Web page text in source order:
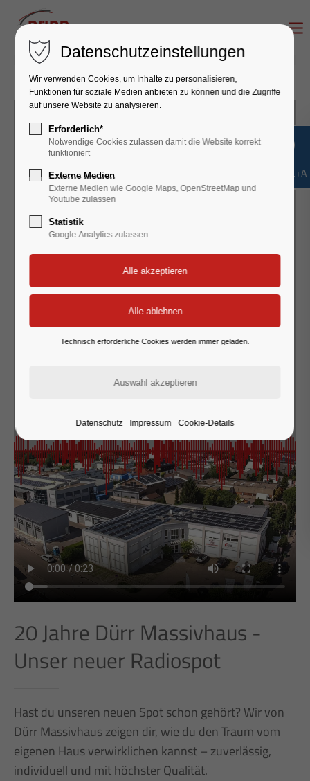
12.12.2024 17:51
20 Jahre Dürr Massivhaus -
Unser neuer Radiospot
Hast du unseren neuen Spot schon gehört? Wir von
Dürr Massivhaus zeigen dir, wie du den Traum vom
eigenen Haus verwirklichen kannst – zuverlässig,
individuell und mit höchster Qualität.
Datenschutzeinstellungen
Wir verwenden Cookies, um Inhalte zu personalisieren,
Funktionen für soziale Medien anbieten zu können und die Zugriffe
auf unsere Website zu analysieren.
Erforderlich*
Notwendige Cookies zulassen damit die Website korrekt
funktioniert
Externe Medien
Externe Medien wie Google Maps, OpenStreetMap und
Youtube zulassen
Statistik
Google Analytics zulassen
Technisch erforderliche Cookies werden immer geladen.
Datenschutz Impressum Cookie-Details
Shift+Alt+A